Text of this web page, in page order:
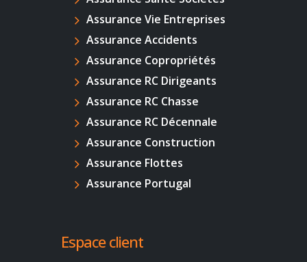
Assurance Vie Entreprises
Assurance Accidents
Assurance Copropriétés
Assurance RC Dirigeants
Assurance RC Chasse
Assurance RC Décennale
Assurance Construction
Assurance Flottes
Assurance Portugal
Espace client